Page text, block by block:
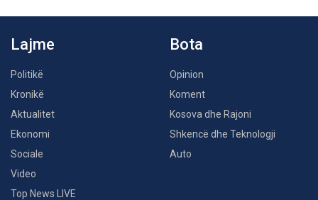
Lajme
Politikë
Kronikë
Aktualitet
Ekonomi
Sociale
Video
Top News LIVE
Bota
Opinion
Koment
Kosova dhe Rajoni
Shkencë dhe Teknologji
Auto